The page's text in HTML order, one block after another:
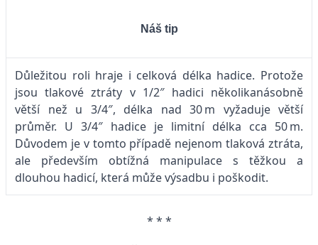
Náš tip
Důležitou roli hraje i celková délka hadice. Protože
jsou tlakové ztráty v 1/2″ hadici několikanásobně
větší než u 3/4″, délka nad 30 m vyžaduje větší
průměr. U 3/4″ hadice je limitní délka cca 50 m.
Důvodem je v tomto případě nejenom tlaková ztráta,
ale především obtížná manipulace s těžkou a
dlouhou hadicí, která může výsadbu i poškodit.
* * *